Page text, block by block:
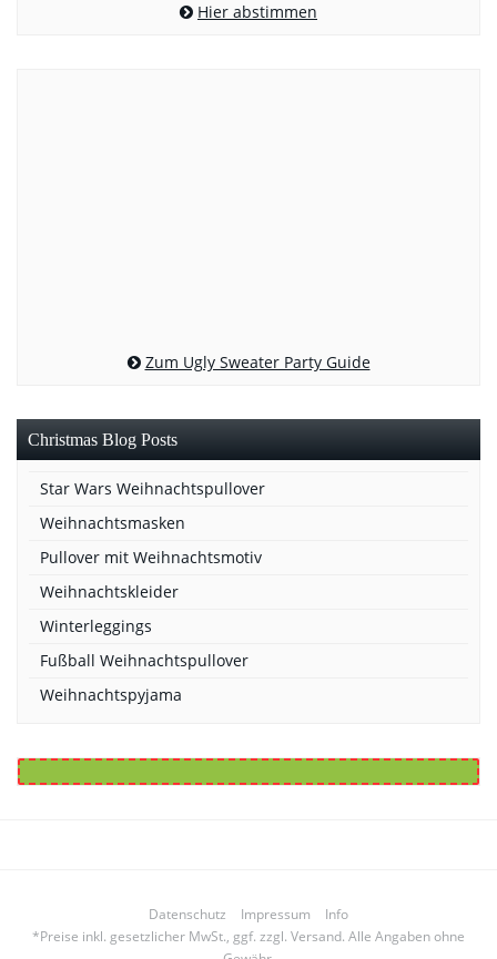
Hier abstimmen
Zum Ugly Sweater Party Guide
Christmas Blog Posts
Star Wars Weihnachtspullover
Weihnachtsmasken
Pullover mit Weihnachtsmotiv
Weihnachtskleider
Winterleggings
Fußball Weihnachtspullover
Weihnachtspyjama
Datenschutz Impressum
Info
*Preise inkl. gesetzlicher MwSt., ggf. zzgl. Versand. Alle Angaben ohne